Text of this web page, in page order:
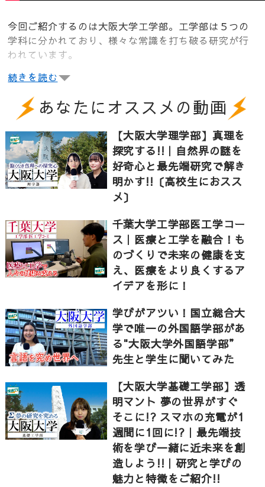
今回ご紹介するのは大阪大学工学部。工学部は５つの
学科に分かれており、様々な常識を打ち破る研究が行
われています。
ベンチャー企業取締役としても活躍されている森勇介
教授と、大学院生として研究に励んでいる各学科の学
阪大学工学部の魅力に迫ります。森教授の研究室では
紫外線を発生する「CsLiB6O10 結晶」を発見しまし
た。この結晶は私たちの生活に身近なパソコンや
iPhoneの生産にも役立てられており、世界に広まれば
世界の電力消費を２割抑えられるような、社会を大き
学での研究を自ら社会に生かすという常識を打ち破る
取り組みをされている先生に、工学を学ぶ面白さや、
社会で成功する秘訣についてインタビューしました。
常識を打ち破る大阪大学工学部での特徴ある研究。5学
科の学生に研究内容と、研究で社会をどう変えていく
1）応用自然科学科では工学部でありながら製薬会社と
連携し、医薬品の安定性についての研究がされてお
り、2）応用理工学科では材料特性を調べることで社会
すべての技術に貢献する研究がされていました。3）
日々私たちが使うインターネットでのメッセージのや
り取り、電子情報工学科ではその安全性を保つための
暗号について、4）環境・エネルギー工学科では、光や
レーザを用いた新規治療法の開発により超低侵襲な治
療を実現するための研究がされていました。5）最後
に、地球総合工学科では人の想いをくみ取る新しい建
築を生み出すための研究がありました。
続きを読む
あなたにオススメの動画
【大阪大学理学部】真理を
探究する!!｜自然界の謎を
好奇心と最先端研究で解き
明かす!!〔高校生におスス
メ〕
千葉大学工学部医工学コー
ス｜医療と工学を融合！も
のづくりで未来の健康を支
え、医療をより良くするア
イデアを形に！
学びがアツい！国立総合大
学で唯一の外国語学部があ
る"大阪大学外国語学部”
先生と学生に聞いてみた
【大阪大学基礎工学部】透
明マント 夢の世界がすぐ
そこに!? スマホの充電が1
週間に1回に!?｜最先端技
術を学び一緒に近未来を創
造しよう!!｜研究と学びの
魅力と特徴をご紹介!!